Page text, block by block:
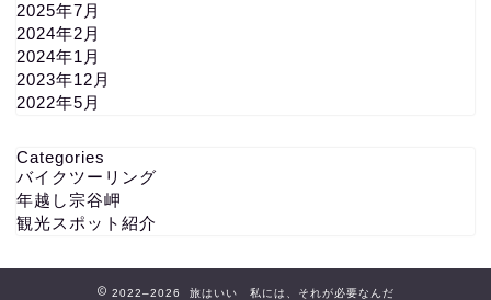
2025年7月
2024年2月
2024年1月
2023年12月
2022年5月
Categories
バイクツーリング
年越し宗谷岬
観光スポット紹介
2022–2026 旅はいい 私には、それが必要なんだ